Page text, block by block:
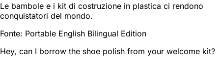
Le bambole e i kit di costruzione in plastica ci rendono
conquistatori del mondo.
Fonte: Portable English Bilingual Edition
Hey, can I borrow the shoe polish from your welcome kit?